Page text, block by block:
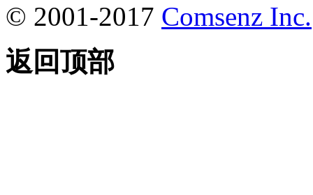
© 2001-2017 Comsenz Inc.
返回顶部